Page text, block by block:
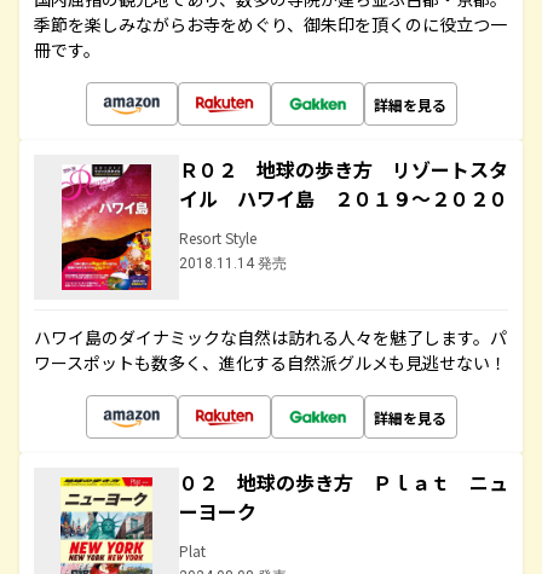
季節を楽しみながらお寺をめぐり、御朱印を頂くのに役立つ一
冊です。
詳細を見る
Ｒ０２ 地球の歩き方 リゾートスタ
イル ハワイ島 ２０１９～２０２０
Resort Style
2018.11.14 発売
ハワイ島のダイナミックな自然は訪れる人々を魅了します。パ
ワースポットも数多く、進化する自然派グルメも見逃せない！
詳細を見る
０２ 地球の歩き方 Ｐｌａｔ ニュ
ーヨーク
Plat